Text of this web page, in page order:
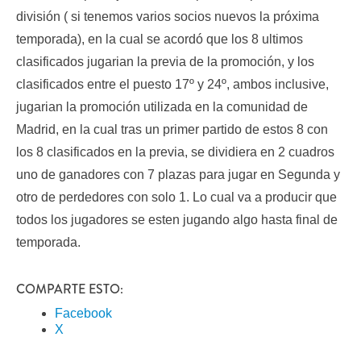
división ( si tenemos varios socios nuevos la próxima
temporada), en la cual se acordó que los 8 ultimos
clasificados jugarian la previa de la promoción, y los
clasificados entre el puesto 17º y 24º, ambos inclusive,
jugarian la promoción utilizada en la comunidad de
Madrid, en la cual tras un primer partido de estos 8 con
los 8 clasificados en la previa, se dividiera en 2 cuadros
uno de ganadores con 7 plazas para jugar en Segunda y
otro de perdedores con solo 1. Lo cual va a producir que
todos los jugadores se esten jugando algo hasta final de
temporada.
COMPARTE ESTO:
Facebook
X